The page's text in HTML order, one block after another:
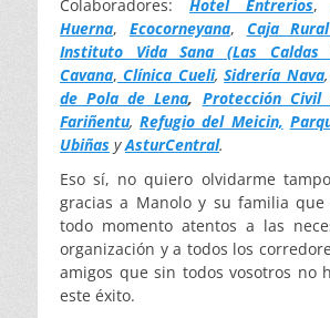
Colaboradores: Hotel Entreríos,
Huerna, Ecocorneyana, Caja
Instituto Vida Sana (Las Caldas
Cavana, Clínica Cueli,Sidrería Nava
de Pola de Lena, Protección Civil
Fariñentu,Refugio del Meicin,
Ubiñas yAsturCentral.
Eso sí, no quiero olvidarme
gracias a Manolo y su familia que
todo momento atentos a las
organización y a todos los
amigos que sin todos vosotros no
este éxito.